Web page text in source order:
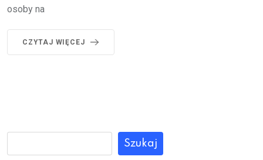
osoby na
CZYTAJ WIĘCEJ
Szukaj